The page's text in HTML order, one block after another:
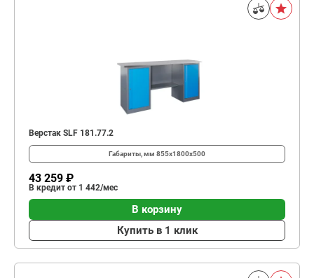
Верстак SLF 181.77.2
Габариты, мм 855x1800x500
43 259 ₽
В кредит от 1 442/мес
В корзину
Купить в 1 клик